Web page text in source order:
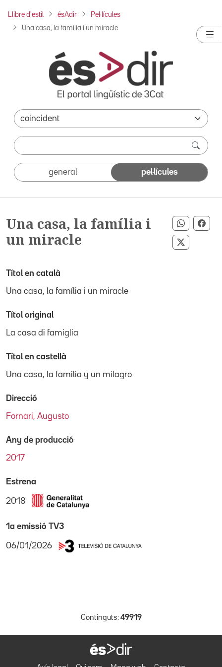
Llibre d'estil ésAdir Pel·lícules
Una casa, la família i un miracle
general pel·lícules
Una casa, la família i
un miracle
Títol en català
Una casa, la família i un miracle
Títol original
La casa di famiglia
Títol en castellà
Una casa, la familia y un milagro
Direcció
Fornari, Augusto
Any de producció
2017
Estrena
2018
1a emissió TV3
06/01/2026
Continguts: 49919